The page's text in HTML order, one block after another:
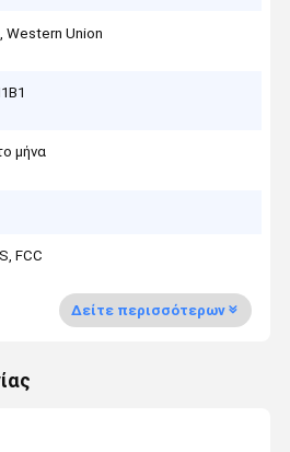
Western Union
μήνα
FCC
Δείτε περισσότερων